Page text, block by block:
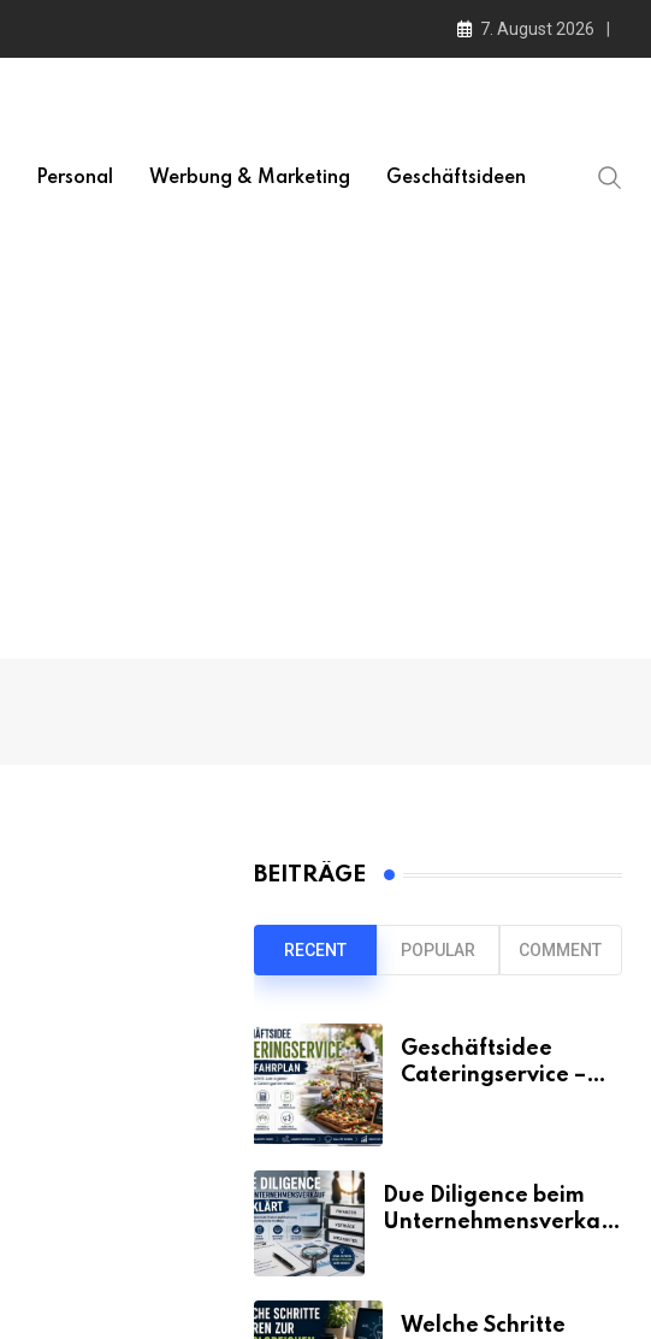
7. August 2026
Personal Werbung & Marketing Geschäftsideen
BEITRÄGE
RECENT POPULAR COMMENT
Geschäftsidee
Cateringservice –
Due Diligence beim
Unternehmensverkauf
Welche Schritte